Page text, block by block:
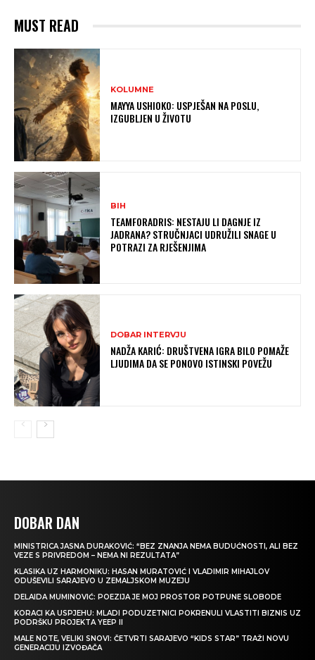
MUST READ
KOLUMNE
MAYYA USHIOKO: USPJEŠAN NA POSLU,
IZGUBLJEN U ŽIVOTU
BIH
TEAMFORADRIS: NESTAJU LI DAGNJE IZ
JADRANA? STRUČNJACI UDRUŽILI SNAGE U
POTRAZI ZA RJEŠENJIMA
DOBAR INTERVJU
NADŽA KARIĆ: DRUŠTVENA IGRA BILO POMAŽE
LJUDIMA DA SE PONOVO ISTINSKI POVEŽU
DOBAR DAN
MINISTRICA JASNA DURAKOVIĆ: “BEZ ZNANJA NEMA BUDUĆNOSTI, ALI BEZ
VEZE S PRIVREDOM – NEMA NI REZULTATA”
KLASIKA UZ HARMONIKU: HASAN MURATOVIĆ I VLADIMIR MIHAJLOV
ODUŠEVILI SARAJEVO U ZEMALJSKOM MUZEJU
DELAIDA MUMINOVIĆ: POEZIJA JE MOJ PROSTOR POTPUNE SLOBODE
KORACI KA USPJEHU: MLADI PODUZETNICI POKRENULI VLASTITI BIZNIS UZ
PODRŠKU PROJEKTA YEEP II
MALE NOTE, VELIKI SNOVI: ČETVRTI SARAJEVO “KIDS STAR” TRAŽI NOVU
GENERACIJU IZVOĐAČA